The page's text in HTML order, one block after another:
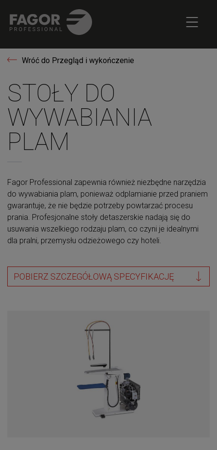
Wróć do Przegląd i wykończenie
STOŁY DO
WYWABIANIA
PLAM
Fagor Professional zapewnia również niezbędne narzędzia
do wywabiania plam, ponieważ odplamianie przed praniem
gwarantuje, że nie będzie potrzeby powtarzać procesu
prania. Profesjonalne stoły detaszerskie nadają się do
usuwania wszelkiego rodzaju plam, co czyni je idealnymi
dla pralni, przemysłu odzieżowego czy hoteli.
POBIERZ SZCZEGÓŁOWĄ SPECYFIKACJĘ